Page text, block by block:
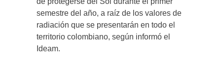
semestre del año, a raíz de los valores de
radiación que se presentarán en todo el
territorio colombiano, según informó el
Ideam.